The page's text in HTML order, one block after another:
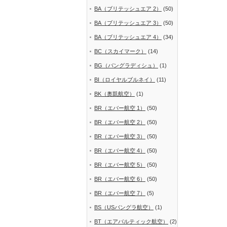
BA（ブリテッシュエア 2） (50)
BA（ブリテッシュエア 3） (50)
BA（ブリテッシュエア 4） (34)
BC（スカイマーク） (14)
BG（バングラディシュ） (1)
BI（ロイヤルブルネイ） (11)
BK（奥凱航空） (1)
BR（エバー航空 1） (50)
BR（エバー航空 2） (50)
BR（エバー航空 3） (50)
BR（エバー航空 4） (50)
BR（エバー航空 5） (50)
BR（エバー航空 6） (50)
BR（エバー航空 7） (5)
BS（USバングラ航空） (1)
BT（エアバルティック航空） (2)